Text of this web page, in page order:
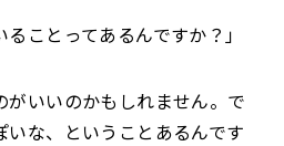
ることってあるんですか？」
がいいのかもしれません。で
な、ということあるんです